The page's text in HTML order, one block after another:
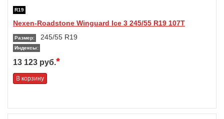
R19
Nexen-Roadstone Winguard Ice 3 245/55 R19 107T
Размер: 245/55 R19
Индексы:
13 123 руб.*
В корзину